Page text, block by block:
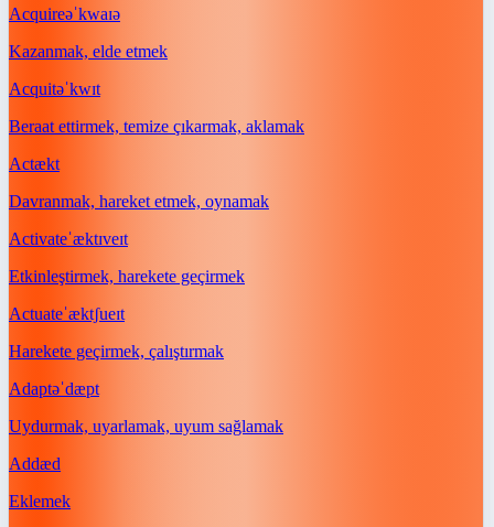
Acquireəˈkwaɪə
Kazanmak, elde etmek
Acquitəˈkwɪt
Beraat ettirmek, temize çıkarmak, aklamak
Actækt
Davranmak, hareket etmek, oynamak
Activateˈæktɪveɪt
Etkinleştirmek, harekete geçirmek
Actuateˈæktʃueɪt
Harekete geçirmek, çalıştırmak
Adaptəˈdæpt
Uydurmak, uyarlamak, uyum sağlamak
Addæd
Eklemek